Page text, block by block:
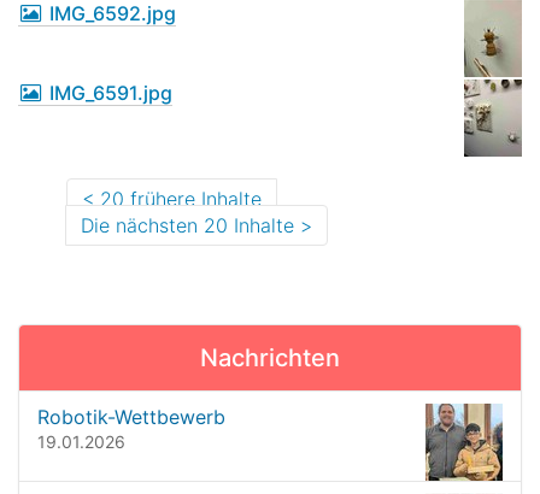
IMG_6592.jpg
IMG_6591.jpg
20 frühere Inhalte
Die nächsten 20 Inhalte
Nachrichten
Robotik-Wettbewerb
19.01.2026